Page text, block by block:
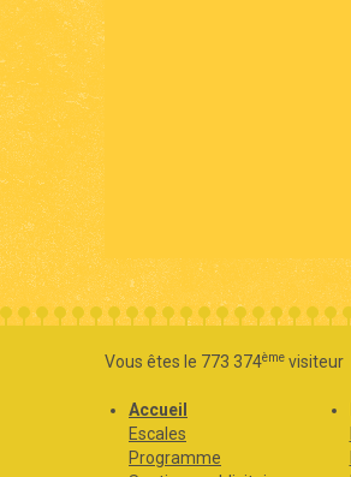
Vous êtes le 773 374ème visiteur
Accueil
Escales
Programme